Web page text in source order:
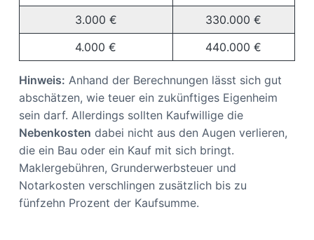
3.000 €
330.000 €
4.000 €
440.000 €
Hinweis: Anhand der Berechnungen lässt sich gut
abschätzen, wie teuer ein zukünftiges Eigenheim
sein darf. Allerdings sollten Kaufwillige die
Nebenkosten dabei nicht aus den Augen verlieren,
die ein Bau oder ein Kauf mit sich bringt.
Maklergebühren, Grunderwerbsteuer und
Notarkosten verschlingen zusätzlich bis zu
fünfzehn Prozent der Kaufsumme.